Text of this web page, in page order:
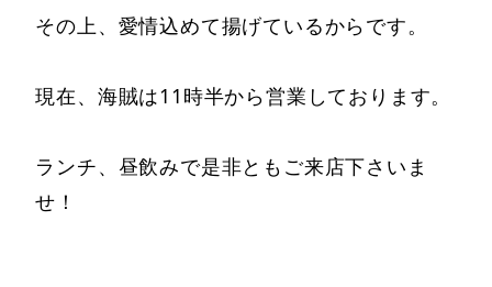
その上、愛情込めて揚げているからです。
現在、海賊は11時半から営業しております。
ランチ、昼飲みで是非ともご来店下さいま
せ！